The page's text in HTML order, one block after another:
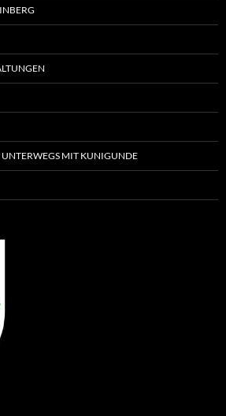
MIT KUNIGUNDE